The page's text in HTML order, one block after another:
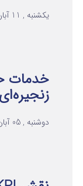
یکشنبه , 11 آبان 1404
خدمات
زنجیره‌ای
دوشنبه , 05 آبان 1404